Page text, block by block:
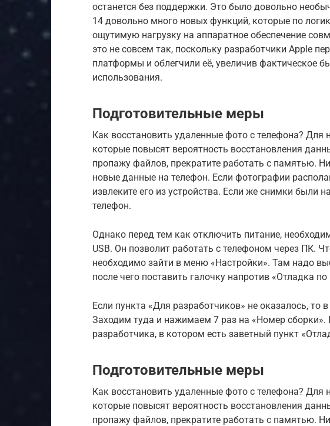
останется без поддержки. Это было довольно
14 довольно много новых функций, которые по
ощутимую нагрузку на аппаратное обеспечение
это не совсем так, поскольку разработчики Apple
платформы и облегчили её, увеличив фактическое
использования.
Подготовительные меры
Как восстановить удаленные фото с телефона?
которые повысят вероятность восстановления
пропажу файлов, прекратите работать с памятью.
новые данные на телефон. Если фотографии
извлеките его из устройства. Если же снимки были
телефон.
Однако перед тем как отключить питание,
USB. Он позволит работать с телефоном через ПК.
необходимо зайти в меню «Настройки». Там надо
после чего поставить галочку напротив «Отладка по
Если пункта «Для разработчиков» не оказалось, то
Заходим туда и нажимаем 7 раз на «Номер сборки».
разработчика, в котором есть заветный пункт
Подготовительные меры
Как восстановить удаленные фото с телефона?
которые повысят вероятность восстановления
пропажу файлов, прекратите работать с памятью.